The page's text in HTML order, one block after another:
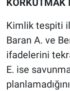
KORKUTMAK
Kimlik tespiti
Baran A. ve
ifadelerini
E. ise